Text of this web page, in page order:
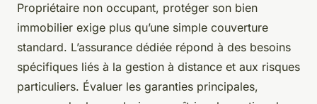
Propriétaire non occupant, protéger son bien
immobilier exige plus qu’une simple couverture
standard. L’assurance dédiée répond à des besoins
spécifiques liés à la gestion à distance et aux risques
particuliers. Évaluer les garanties principales,